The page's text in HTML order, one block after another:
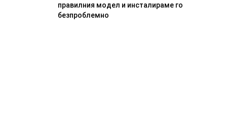
правилния модел и инсталираме го
безпроблемно